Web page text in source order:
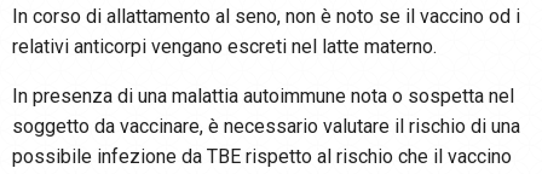
In corso di allattamento al seno, non è noto se il vaccino od i
relativi anticorpi vengano escreti nel latte materno.
In presenza di una malattia autoimmune nota o sospetta nel
soggetto da vaccinare, è necessario valutare il rischio di una
possibile infezione da TBE rispetto al rischio che il vaccino